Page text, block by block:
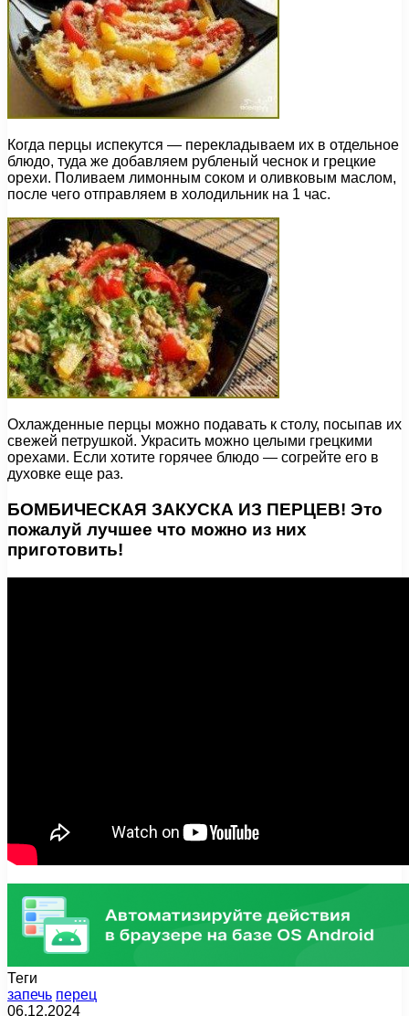
Когда перцы испекутся — перекладываем их в отдельное
блюдо, туда же добавляем рубленый чеснок и грецкие
орехи. Поливаем лимонным соком и оливковым маслом,
после чего отправляем в холодильник на 1 час.
Охлажденные перцы можно подавать к столу, посыпав их
свежей петрушкой. Украсить можно целыми грецкими
орехами. Если хотите горячее блюдо — согрейте его в
духовке еще раз.
БОМБИЧЕСКАЯ ЗАКУСКА ИЗ ПЕРЦЕВ! Это
пожалуй лучшее что можно из них
приготовить!
Теги
запечь перец
06.12.2024